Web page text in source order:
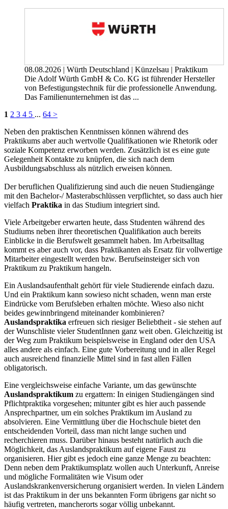
08.08.2026 | Würth Deutschland | Künzelsau | Praktikum
Die Adolf Würth GmbH & Co. KG ist führender Hersteller
von Befestigungstechnik für die professionelle Anwendung.
Das Familienunternehmen ist das ...
1 2 3 4 5 ... 64 >
Neben den praktischen Kenntnissen können während des
Praktikums aber auch wertvolle Qualifikationen wie Rhetorik oder
soziale Kompetenz erworben werden. Zusätzlich ist es eine gute
Gelegenheit Kontakte zu knüpfen, die sich nach dem
Ausbildungsabschluss als nützlich erweisen können.
Der beruflichen Qualifizierung sind auch die neuen Studiengänge
mit den Bachelor-/ Masterabschlüssen verpflichtet, so dass auch hier
vielfach Praktika in das Studium integriert sind.
Viele Arbeitgeber erwarten heute, dass Studenten während des
Studiums neben ihrer theoretischen Qualifikation auch bereits
Einblicke in die Berufswelt gesammelt haben. Im Arbeitsalltag
kommt es aber auch vor, dass Praktikanten als Ersatz für vollwertige
Mitarbeiter eingestellt werden bzw. Berufseinsteiger sich von
Praktikum zu Praktikum hangeln.
Ein Auslandsaufenthalt gehört für viele Studierende einfach dazu.
Und ein Praktikum kann sowieso nicht schaden, wenn man erste
Eindrücke vom Berufsleben erhalten möchte. Wieso also nicht
beides gewinnbringend miteinander kombinieren?
Auslandspraktika erfreuen sich riesiger Beliebtheit - sie stehen auf
der Wunschliste vieler StudentInnen ganz weit oben. Gleichzeitig ist
der Weg zum Praktikum beispielsweise in England oder den USA
alles andere als einfach. Eine gute Vorbereitung und in aller Regel
auch ausreichend finanzielle Mittel sind in fast allen Fällen
obligatorisch.
Eine vergleichsweise einfache Variante, um das gewünschte
Auslandspraktikum zu ergattern: In einigen Studiengängen sind
Pflichtpraktika vorgesehen; mitunter gibt es hier auch passende
Ansprechpartner, um ein solches Praktikum im Ausland zu
absolvieren. Eine Vermittlung über die Hochschule bietet den
entscheidenden Vorteil, dass man nicht lange suchen und
recherchieren muss. Darüber hinaus besteht natürlich auch die
Möglichkeit, das Auslandspraktikum auf eigene Faust zu
organisieren. Hier gibt es jedoch eine ganze Menge zu beachten:
Denn neben dem Praktikumsplatz wollen auch Unterkunft, Anreise
und mögliche Formalitäten wie Visum oder
Auslandskrankenversicherung organisiert werden. In vielen Ländern
ist das Praktikum in der uns bekannten Form übrigens gar nicht so
häufig vertreten, mancherorts sogar völlig unbekannt.